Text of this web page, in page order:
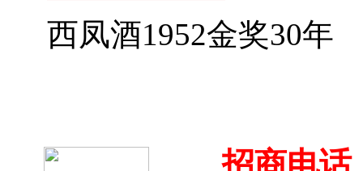
西凤酒1952金奖30年
招商电话